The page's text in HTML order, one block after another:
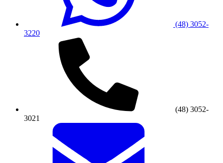
(48) 3052-
3220
(48) 3052-
3021